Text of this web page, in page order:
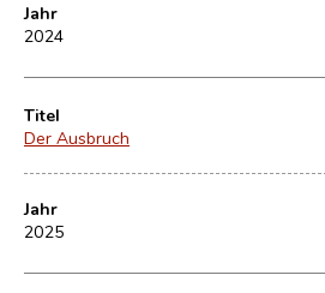
Jahr
2024
Titel
Der Ausbruch
Jahr
2025